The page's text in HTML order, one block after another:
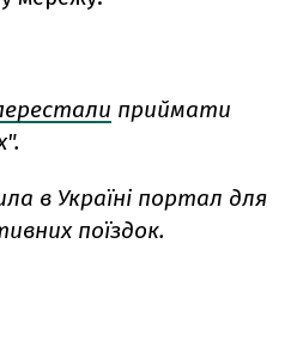
приймати
в Україні портал для
поїздок.